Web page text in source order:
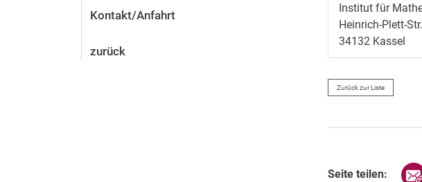
Kontakt/Anfahrt
zurück
Institut für
Heinrich-Plett-
34132 Kassel
Zurück zur Liste
Seite teilen: